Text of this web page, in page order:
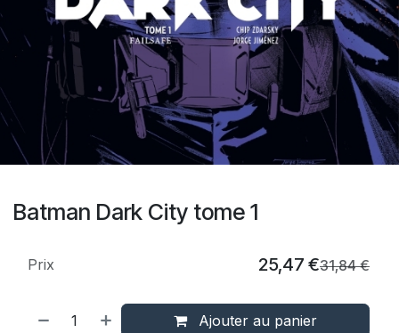
Batman Dark City tome 1
Ajouter au panier
Prix 25,47 €31,84€